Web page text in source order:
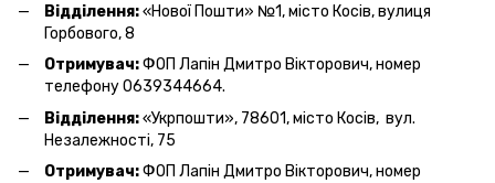
Відділення:«Нової Пошти» №1, місто Косів, вулиця
Горбового, 8
Отримувач:ФОП Лапін Дмитро Вікторович, номер
телефону 0639344664.
Відділення:«Укрпошти», 78601, місто Косів, вул.
Незалежності, 75
Отримувач:ФОП Лапін Дмитро Вікторович, номер